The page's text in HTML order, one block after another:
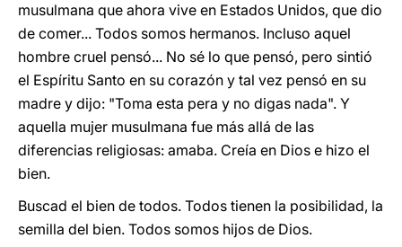
musulmana que ahora vive en Estados Unidos, que dio
de comer... Todos somos hermanos. Incluso aquel
hombre cruel pensó... No sé lo que pensó, pero sintió
el Espíritu Santo en su corazón y tal vez pensó en su
madre y dijo: "Toma esta pera y no digas nada". Y
aquella mujer musulmana fue más allá de las
diferencias religiosas: amaba. Creía en Dios e hizo el
bien.
Buscad el bien de todos. Todos tienen la posibilidad, la
semilla del bien. Todos somos hijos de Dios.